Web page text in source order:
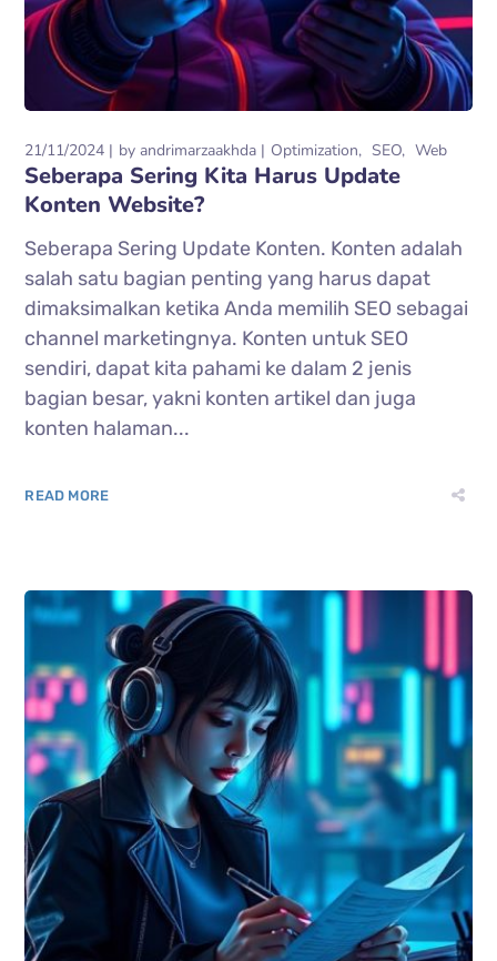
21/11/2024 by andrimarzaakhda Optimization SEO Web
Seberapa Sering Kita Harus Update
Konten Website?
Seberapa Sering Update Konten. Konten adalah
salah satu bagian penting yang harus dapat
dimaksimalkan ketika Anda memilih SEO sebagai
channel marketingnya. Konten untuk SEO
sendiri, dapat kita pahami ke dalam 2 jenis
bagian besar, yakni konten artikel dan juga
konten halaman...
READ MORE